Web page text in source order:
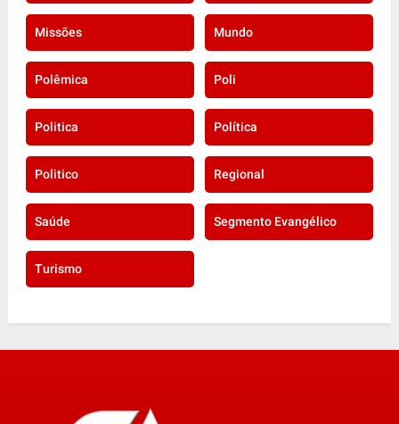
Missões Mundo
Polêmica Poli
Politica Política
Politico Regional
Saúde Segmento Evangélico
Turismo